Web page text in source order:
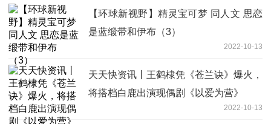
【环球新视野】精灵宝可梦 同人文 思恋
是蓝缎带和伊布（3）
2022-10-13
天天快资讯丨王鹤棣凭《苍兰诀》爆火，
将搭档白鹿出演现偶剧《以爱为营》
2022-10-13